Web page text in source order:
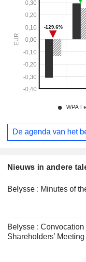
Nieuws in andere
Belysse : Minutes of
Belysse : Convocation
Shareholders’ Meeting
De agenda van het